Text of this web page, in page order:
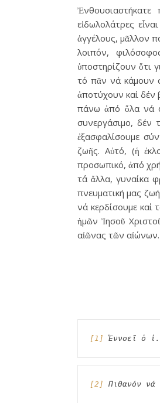
Ἐνθουσιαστήκατε
εἰδωλολάτρες
ἀγγέλους, μᾶλλον
λοιπόν,
ὑποστηρίζουν ὅτι
τό πᾶν νά κάμουν
ἀποτύχουν καί δέν
πάνω ἀπό ὅλα νά
συνεργάσιμο, δέν
ἐξασφαλίσουμε
ζωῆς. Αὐτό, (ἡ
προσωπικό, ἀπό
τά ἄλλα, γυναίκα
πνευματική μας
νά κερδίσουμε καί
ἡμῶν Ἰησοῦ
αἰῶνας τῶν
[1] Ἐννοεῖ ὁ
[2] Πιθανόν νά